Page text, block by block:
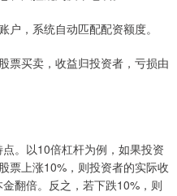
户，系统自动匹配配资额度。
票买卖，收益归投资者，亏损由
。以10倍杠杆为例，如果投资
票上涨10%，则投资者的实际收
翻倍。反之，若下跌10%，则